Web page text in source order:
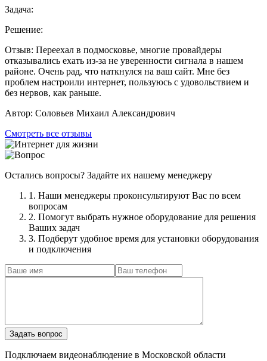
Задача:
Решение:
Отзыв: Переехал в подмосковье, многие провайдеры
отказывались ехать из-за не уверенности сигнала в нашем
районе. Очень рад, что наткнулся на ваш сайт. Мне без
проблем настроили интернет, пользуюсь с удовольствием и
без нервов, как раньше.
Автор: Соловьев Михаил Александрович
Смотреть все отзывы
Остались вопросы? Задайте их нашему менеджеру
1. Наши менеджеры проконсультируют Вас по всем
вопросам
2. Помогут выбрать нужное оборудование для решения
Ваших задач
3. Подберут удобное время для установки оборудования
и подключения
Подключаем видеонаблюдение в Московской области